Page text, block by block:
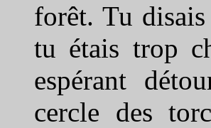
forêt. Tu
tu étais trop
espérant
cercle des